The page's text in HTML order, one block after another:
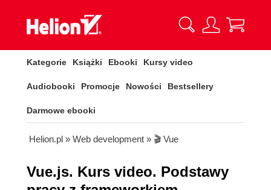
Kategorie Książki Ebooki Kursy video
Audiobooki Promocje Nowości Bestsellery
Darmowe ebooki
Helion.pl » Web development » 🎬 Vue
Vue.js. Kurs video. Podstawy